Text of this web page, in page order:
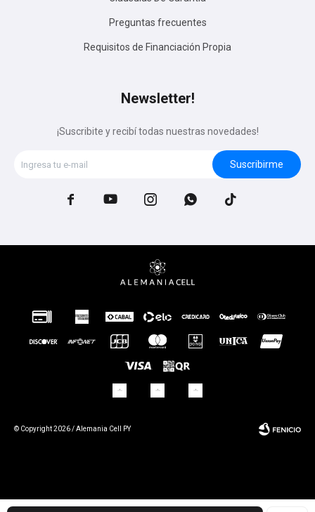
Preguntas frecuentes
Requisitos de Financiación Propia
Newsletter!
¡Suscribite y recibí todas nuestras novedades!
Suscribirme
    
© Copyright 2026 / Alemania Cell PY